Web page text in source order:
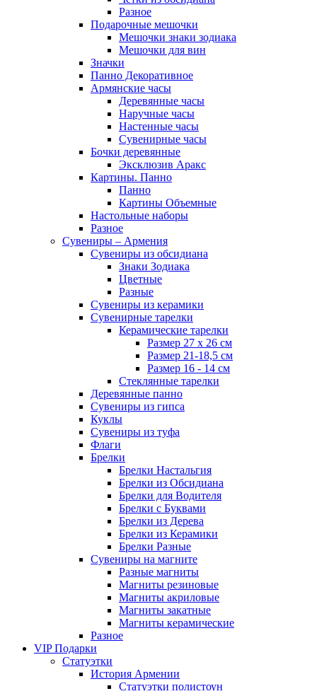
Разное
Подарочные мешочки
Мешочки знаки зодиака
Мешочки для вин
Значки
Панно Декоративное
Армянские часы
Деревянные часы
Наручные часы
Настенные часы
Сувенирные часы
Бочки деревянные
Эксклюзив Аракс
Картины. Панно
Панно
Картины Объемные
Настольные наборы
Разное
Сувениры – Армения
Сувениры из обсидиана
Знаки Зодиака
Цветные
Разные
Сувениры из керамики
Сувенирные тарелки
Керамические тарелки
Размер 27 х 26 см
Размер 21-18,5 см
Размер 16 - 14 см
Стеклянные тарелки
Деревянные панно
Сувениры из гипса
Куклы
Сувениры из туфа
Флаги
Брелки
Брелки Настальгия
Брелки из Обсидиана
Брелки для Водителя
Брелки с Буквами
Брелки из Дерева
Брелки из Керамики
Брелки Разные
Сувениры на магните
Разные магниты
Магниты резиновые
Магниты акриловые
Магниты закатные
Магниты керамические
Разное
VIP Подарки
Статуэтки
История Армении
Статуэтки полистоун